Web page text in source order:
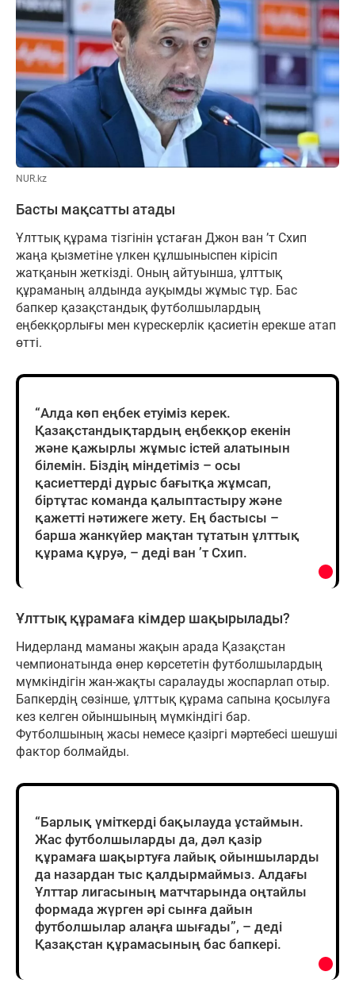
NUR.kz
Басты мақсатты атады
Ұлттық құрама тізгінін ұстаған Джон ван ’т Схип
жаңа қызметіне үлкен құлшыныспен кірісіп
жатқанын жеткізді. Оның айтуынша, ұлттық
құраманың алдында ауқымды жұмыс тұр. Бас
бапкер қазақстандық футболшылардың
еңбекқорлығы мен күрескерлік қасиетін ерекше атап
өтті.
“Алда көп еңбек етуіміз керек.
Қазақстандықтардың еңбекқор екенін
және қажырлы жұмыс істей алатынын
білемін. Біздің міндетіміз – осы
қасиеттерді дұрыс бағытқа жұмсап,
біртұтас команда қалыптастыру және
қажетті нәтижеге жету. Ең бастысы –
барша жанкүйер мақтан тұтатын ұлттық
құрама құруә, – деді ван ’т Схип.
Ұлттық құрамаға кімдер шақырылады?
Нидерланд маманы жақын арада Қазақстан
чемпионатында өнер көрсететін футболшылардың
мүмкіндігін жан-жақты саралауды жоспарлап отыр.
Бапкердің сөзінше, ұлттық құрама сапына қосылуға
кез келген ойыншының мүмкіндігі бар.
Футболшының жасы немесе қазіргі мәртебесі шешуші
фактор болмайды.
“Барлық үміткерді бақылауда ұстаймын.
Жас футболшыларды да, дәл қазір
құрамаға шақыртуға лайық ойыншыларды
да назардан тыс қалдырмаймыз. Алдағы
Ұлттар лигасының матчтарында оңтайлы
формада жүрген әрі сынға дайын
футболшылар алаңға шығады”, – деді
Қазақстан құрамасының бас бапкері.